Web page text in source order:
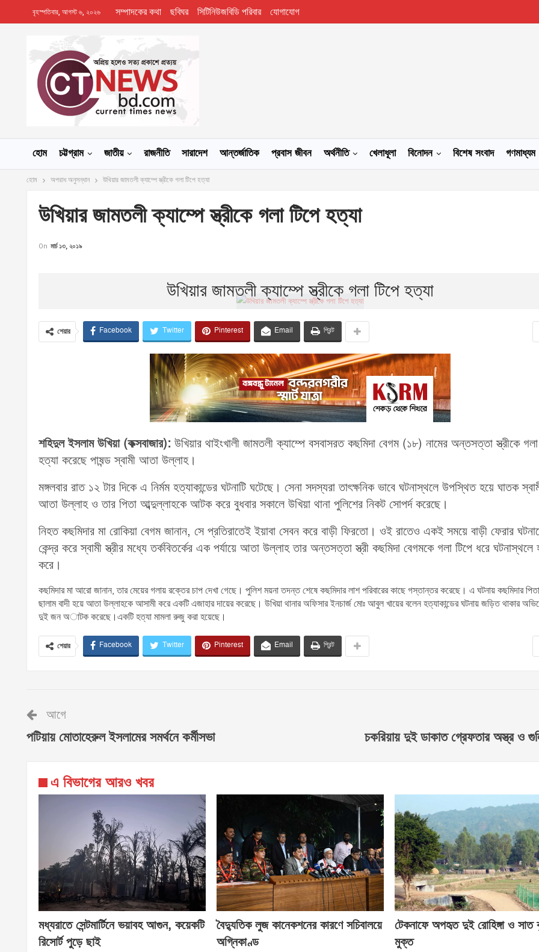
বৃহস্পতিবার, আগস্ট ৬, ২০২৬ সম্পাদকের কথা ছবিঘর সিটিনিউজবিডি পরিবার যোগাযোগ
হোম চট্টগ্রাম জাতীয় রাজনীতি সারাদেশ আন্তর্জাতিক প্রবাস জীবন অর্থনীতি খেলাধূলা বিনোদন বিশেষ সংবাদ গণমাধ্যম
হোম অপরাধ অনুসন্ধান উখিয়ার জামতলী ক্যাম্পে স্ত্রীকে গলা টিপে হত্যা
উখিয়ার জামতলী ক্যাম্পে স্ত্রীকে গলা টিপে হত্যা
On মার্চ ১৩, ২০১৯
উখিয়ার জামতলী ক্যাম্পে স্ত্রীকে গলা টিপে হত্যা
শেয়ার Facebook Twitter Pinterest Email প্রিন্ট
শহিদুল ইসলাম উখিয়া (কক্সবাজার): উখিয়ার থাইংখালী জামতলী ক্যাম্পে বসবাসরত কছমিদা বেগম (১৮) নামের অন্তসত্তা স্ত্রীকে
হত্যা করেছে পাষন্ড স্বামী আতা উল্লাহ।
মঙ্গলবার রাত ১২ টার দিকে এ নির্মম হত্যাকান্ডের ঘটনাটি ঘটেছে। সেনা সদস্যরা তাৎক্ষনিক ভাবে ঘটনাস্থলে উপস্থিত হয়ে ঘাতক
আতা উল্লাহ ও তার পিতা আব্দুল্লাহকে আটক করে বুধবার সকালে উখিয়া থানা পুলিশের নিকট সোপর্দ করেছে।
নিহত কছমিদার মা রোকিয়া বেগম জানান, সে প্রতিরাতেই ইয়াবা সেবন করে বাড়ী ফিরতো। ওই রাতেও একই সময়ে বাড়ী ফেরার
কেন্দ্র করে স্বামী স্ত্রীর মধ্যে তর্কবিতর্কের এক পর্যায়ে আতা উল্লাহ তার অন্তসত্তা স্ত্রী কছমিদা বেগমকে গলা টিপে ধরে ঘটনাস্থলে
করে।
কছমিদার মা আরো জানান, তার মেয়ের গলায় রক্তের চাপ দেখা গেছে। পুলিশ ময়না তদন্ত শেষে কছমিদার লাশ পরিবারের কাছে গস্তান্তর করেছে। এ ঘটনায় কছমিদার
ছালাম বাদী হয়ে আতা উল্লাহকে আসামী করে একটি এজাহার দায়ের করেছে। উখিয়া থানার অফিসার ইনচার্জ মোঃ আবুল খায়ের বলেন হত্যাকান্ডের ঘটনায় জড়িত থাকার
দুই জন অাটক করেছে।একটি হত্যা মামলা রুজু করা হয়েছে।
শেয়ার Facebook Twitter Pinterest Email প্রিন্ট
আগে
পটিয়ায় মোতাহেরুল ইসলামের সমর্থনে কর্মীসভা চকরিয়ায় দুই ডাকাত গ্রেফতার অস্ত্র ও
এ বিভাগের আরও খবর
মধ্যরাতে সেন্টমার্টিনে ভয়াবহ আগুন, কয়েকটি
রিসোর্ট পুড়ে ছাই
বৈদ্যুতিক লুজ কানেকশনের কারণে সচিবালয়ে
অগ্নিকাণ্ড
টেকনাফে অপহৃত দুই রোহিঙ্গা ও
মুক্ত